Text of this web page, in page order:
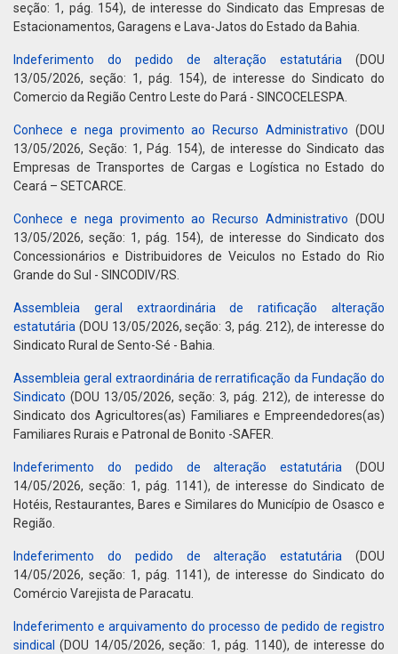
seção: 1, pág. 154), de interesse do Sindicato das Empresas de
Estacionamentos, Garagens e Lava-Jatos do Estado da Bahia.
Indeferimento do pedido de alteração estatutária (DOU
13/05/2026, seção: 1, pág. 154), de interesse do Sindicato do
Comercio da Região Centro Leste do Pará - SINCOCELESPA.
Conhece e nega provimento ao Recurso Administrativo (DOU
13/05/2026, Seção: 1, Pág. 154), de interesse do Sindicato das
Empresas de Transportes de Cargas e Logística no Estado do
Ceará – SETCARCE.
Conhece e nega provimento ao Recurso Administrativo (DOU
13/05/2026, seção: 1, pág. 154), de interesse do Sindicato dos
Concessionários e Distribuidores de Veiculos no Estado do Rio
Grande do Sul - SINCODIV/RS.
Assembleia geral extraordinária de ratificação alteração
estatutária (DOU 13/05/2026, seção: 3, pág. 212), de interesse do
Sindicato Rural de Sento-Sé - Bahia.
Assembleia geral extraordinária de rerratificação da Fundação do
Sindicato (DOU 13/05/2026, seção: 3, pág. 212), de interesse do
Sindicato dos Agricultores(as) Familiares e Empreendedores(as)
Familiares Rurais e Patronal de Bonito -SAFER.
Indeferimento do pedido de alteração estatutária (DOU
14/05/2026, seção: 1, pág. 1141), de interesse do Sindicato de
Hotéis, Restaurantes, Bares e Similares do Município de Osasco e
Região.
Indeferimento do pedido de alteração estatutária (DOU
14/05/2026, seção: 1, pág. 1141), de interesse do Sindicato do
Comércio Varejista de Paracatu.
Indeferimento e arquivamento do processo de pedido de registro
sindical (DOU 14/05/2026, seção: 1, pág. 1140), de interesse do